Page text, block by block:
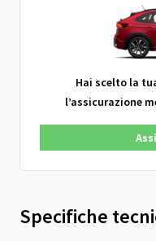
Hai scelto la
l’assicurazione
Specifiche